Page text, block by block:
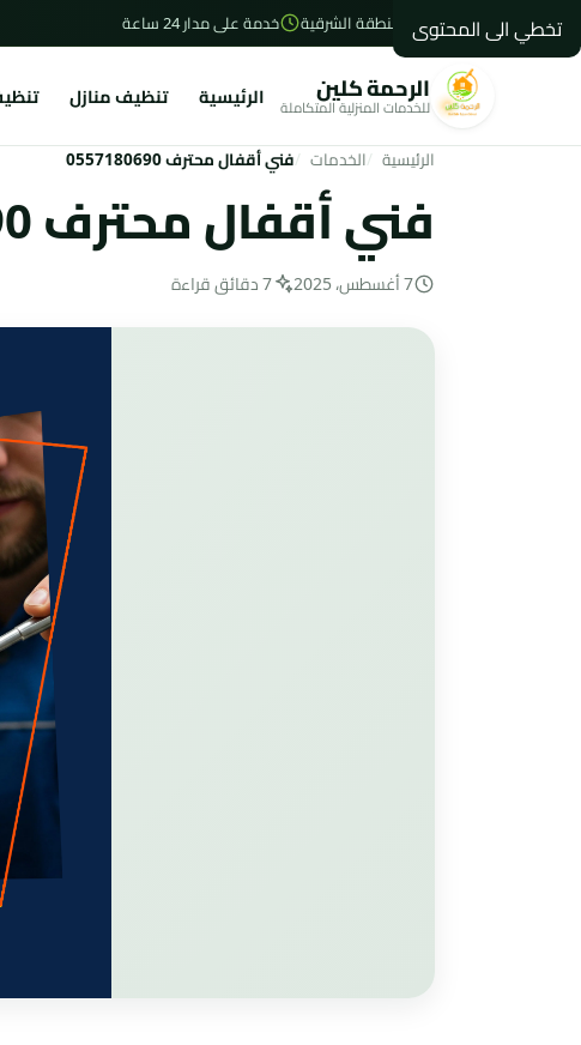
تخطي الى المحتوىالاحساء - المنطقة الشرقية خدمة على مدار 24 ساعة
الرحمة كلين
للخدمات المنزلية المتكاملة الرئيسية تنظيف منازل
الرئيسية الخدمات فني أقفال محترف 0557180690
فني أقفال محترف 0557180690
7 أغسطس، 2025 7 دقائق قراءة